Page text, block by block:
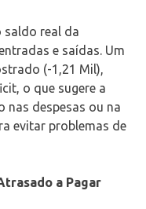
saldo real da
e saídas. Um
(-1,21 Mil),
o que sugere a
nas despesas ou na
evitar problemas de
a Pagar